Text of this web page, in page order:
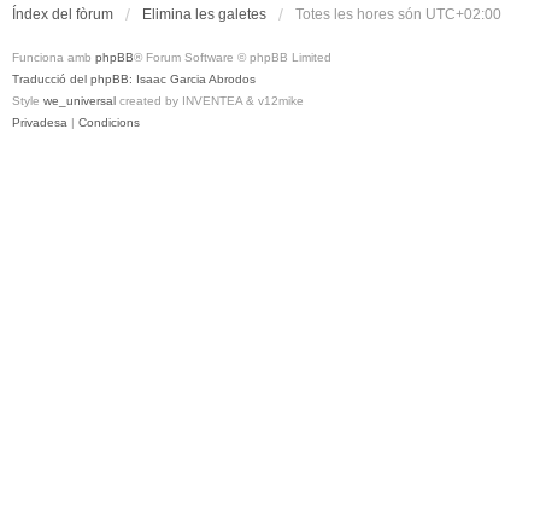
Índex del fòrum Elimina les galetes Totes les hores són UTC+02:00
Funciona amb phpBB® Forum Software © phpBB Limited
Traducció del phpBB: Isaac Garcia Abrodos
Style we_universal created by INVENTEA & v12mike
Privadesa | Condicions